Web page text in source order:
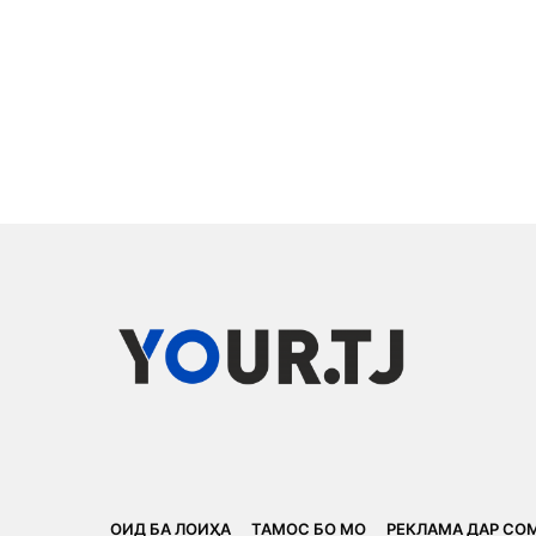
ОИД БА ЛОИҲА ТАМОС БО МО РЕКЛАМА ДАР